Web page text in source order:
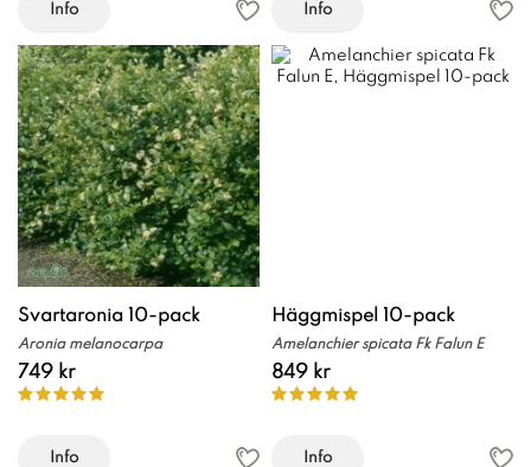
Info Info
Svartaronia 10-pack
Aronia melanocarpa
749 kr
Info
Häggmispel 10-pack
Amelanchier spicata Fk Falun E
849 kr
Info